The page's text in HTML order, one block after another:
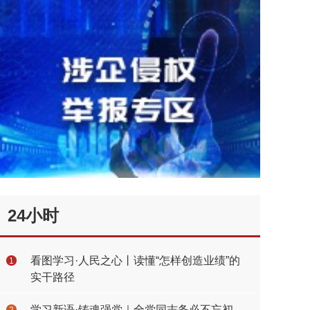
24小时
1
看图学习·人民之心丨读懂“怎样创造业绩”的
实干路径